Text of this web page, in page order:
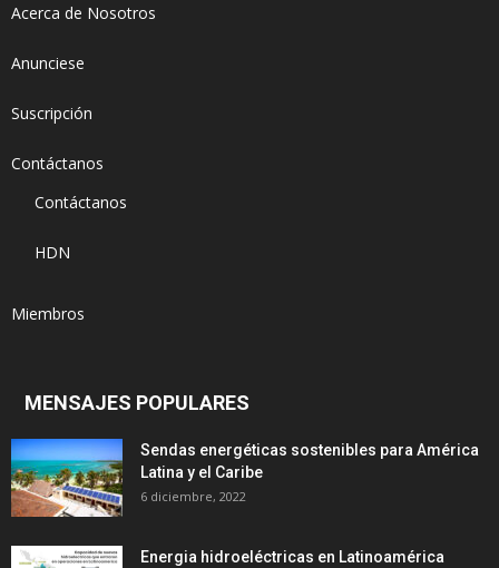
Acerca de Nosotros
Anunciese
Suscripción
Contáctanos
Contáctanos
HDN
Miembros
MENSAJES POPULARES
Sendas energéticas sostenibles para América
Latina y el Caribe
6 diciembre, 2022
Energia hidroeléctricas en Latinoamérica